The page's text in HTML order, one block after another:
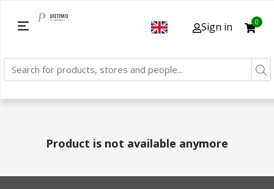
Sign in 0
Product is not available anymore